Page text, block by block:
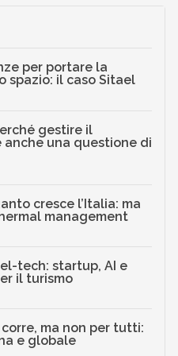
per portare la
spazio: il caso Sitael
gestire il
anche una questione di
cresce l’Italia: ma
management
tech: startup, AI e
il turismo
corre, ma non per tutti:
e globale